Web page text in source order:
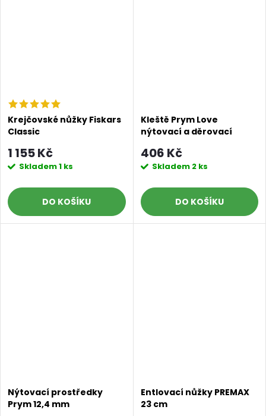
Krejčovské nůžky Fiskars
Classic
1 155 Kč
Skladem1 ks
DO KOŠÍKU
Kleště Prym Love
nýtovací a děrovací
406 Kč
Skladem 2 ks
DO KOŠÍKU
Nýtovací prostředky
Prym 12,4 mm
Entlovací nůžky PREMAX
23 cm